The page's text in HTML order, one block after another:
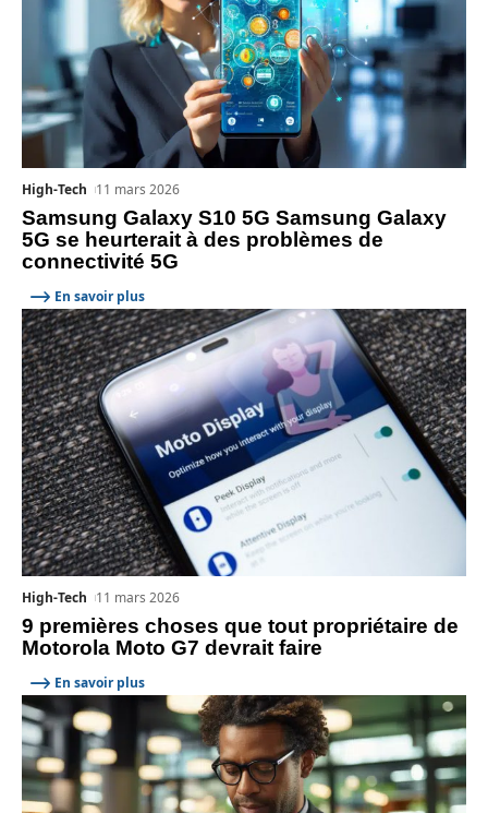
Samsung Galaxy S10 5G Samsung Galaxy
5G se heurterait à des problèmes de
connectivité 5G
High-Tech 11 mars 2026
En savoir plus
9 premières choses que tout propriétaire de
Motorola Moto G7 devrait faire
High-Tech 11 mars 2026
En savoir plus